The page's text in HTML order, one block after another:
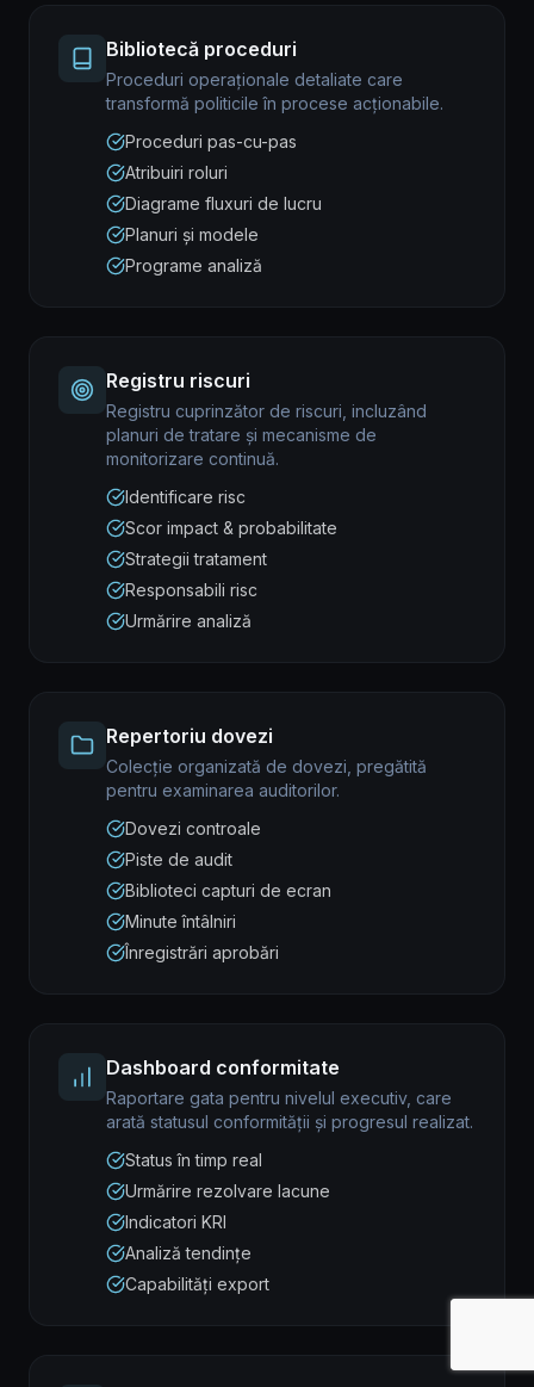
Bibliotecă proceduri
Proceduri operaționale detaliate care
transformă politicile în procese acționabile.
Proceduri pas-cu-pas
Atribuiri roluri
Diagrame fluxuri de lucru
Planuri și modele
Programe analiză
Registru riscuri
Registru cuprinzător de riscuri, incluzând
planuri de tratare și mecanisme de
monitorizare continuă.
Identificare risc
Scor impact & probabilitate
Strategii tratament
Responsabili risc
Urmărire analiză
Repertoriu dovezi
Colecție organizată de dovezi, pregătită
pentru examinarea auditorilor.
Dovezi controale
Piste de audit
Biblioteci capturi de ecran
Minute întâlniri
Înregistrări aprobări
Dashboard conformitate
Raportare gata pentru nivelul executiv, care
arată statusul conformității și progresul realizat.
Status în timp real
Urmărire rezolvare lacune
Indicatori KRI
Analiză tendințe
Capabilități export